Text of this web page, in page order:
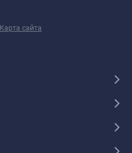
Карта сайта